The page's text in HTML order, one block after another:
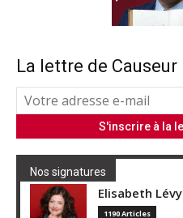
La lettre de Causeur
Nos signatures
Elisabeth Lévy
1190 Articles